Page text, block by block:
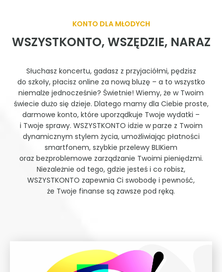
KONTO DLA MŁODYCH
WSZYSTKONTO, WSZĘDZIE, NARAZ
Słuchasz koncertu, gadasz z przyjaciółmi, pędzisz
do szkoły, płacisz online za nową bluzę – a to wszystko
niemalże jednocześnie? Świetnie! Wiemy, że w Twoim
świecie dużo się dzieje. Dlatego mamy dla Ciebie proste,
darmowe konto, które uporządkuje Twoje wydatki –
i Twoje sprawy. WSZYSTKONTO idzie w parze z Twoim
dynamicznym stylem życia, umożliwiając płatności
smartfonem, szybkie przelewy BLIKiem
oraz bezproblemowe zarządzanie Twoimi pieniędzmi.
Niezależnie od tego, gdzie jesteś i co robisz,
WSZYSTKONTO zapewnia Ci swobodę i pewność,
że Twoje finanse są zawsze pod ręką.